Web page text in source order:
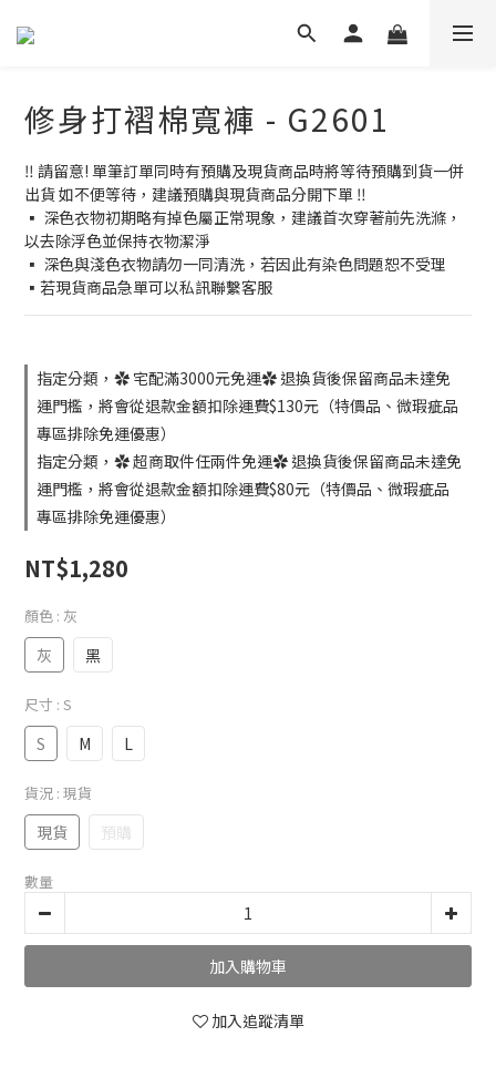
修身打褶棉寬褲 - G2601
‼️ 請留意! 單筆訂單同時有預購及現貨商品時將等待預購到貨一併
出貨 如不便等待，建議預購與現貨商品分開下單 ‼️
▪️ 深色衣物初期略有掉色屬正常現象，建議首次穿著前先洗滌，
以去除浮色並保持衣物潔淨
▪️ 深色與淺色衣物請勿一同清洗，若因此有染色問題恕不受理
▪️若現貨商品急單可以私訊聯繫客服
指定分類，✿ 宅配滿3000元免運✿ 退換貨後保留商品未達免
運門檻，將會從退款金額扣除運費$130元（特價品、微瑕疵品
專區排除免運優惠）
指定分類，✿ 超商取件任兩件免運✿ 退換貨後保留商品未達免
運門檻，將會從退款金額扣除運費$80元（特價品、微瑕疵品
專區排除免運優惠）
NT$1,280
顏色 : 灰
灰 黑
尺寸 : S
S M L
貨況 : 現貨
現貨 預購
數量
加入購物車
加入追蹤清單